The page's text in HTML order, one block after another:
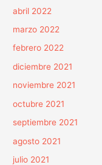
abril 2022
marzo 2022
febrero 2022
diciembre 2021
noviembre 2021
octubre 2021
septiembre 2021
agosto 2021
julio 2021